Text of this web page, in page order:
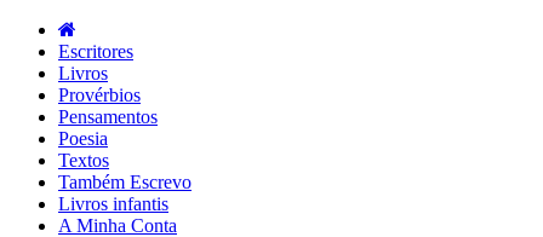
Escritores
Livros
Provérbios
Pensamentos
Poesia
Textos
Também Escrevo
Livros infantis
A Minha Conta